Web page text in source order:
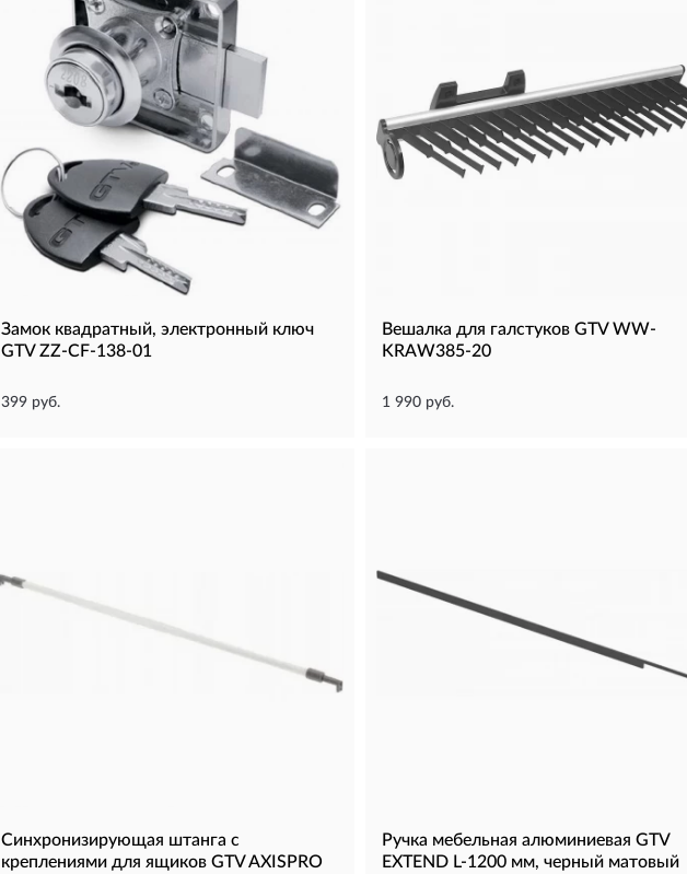
Замок квадратный, электронный ключ
GTV ZZ-CF-138-01
399 руб.
Вешалка для галстуков GTV WW-
KRAW385-20
1 990 руб.
Синхронизирующая штанга с
креплениями для ящиков GTV AXISPRO
Ручка мебельная алюминиевая GTV
EXTEND L-1200 мм, черный матовый